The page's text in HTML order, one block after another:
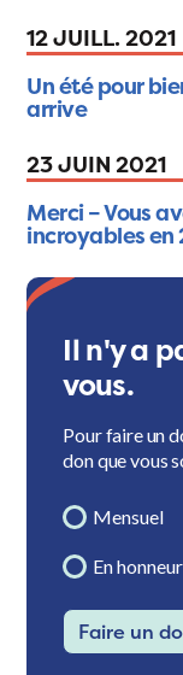
12 JUILL. 2021
Un été pour
arrive
23 JUIN 2021
Merci – Vous
incroyables en
Il n'y a
vous.
Pour faire un
don que vous
Mensuel
En honneur
Faire un